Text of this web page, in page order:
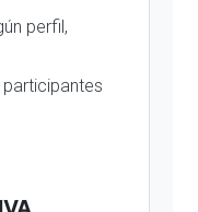
perfil,